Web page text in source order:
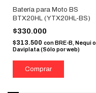
Batería para Moto BS
BTX20HL (YTX20HL-BS)
$330.000
$313.500 con BRE-B, Nequi o
Daviplata (Sólo por web)